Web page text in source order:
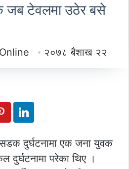
जब टेवलमा उठेर बसे
२०७८ बैशाख २२
दुर्घटनामा एक जना युवक
दुर्घटनामा परेका थिए ।